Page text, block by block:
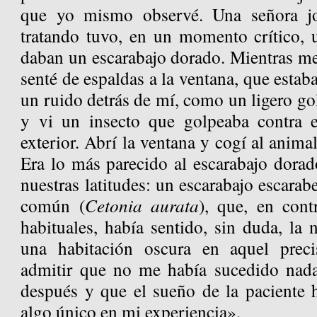
que yo mismo observé. Una señora
tratando tuvo, en un momento crítico,
daban un escarabajo dorado. Mientras
senté de espaldas a la ventana, que
un ruido detrás de mí, como un ligero
y vi un insecto que golpeaba contra
exterior. Abrí la ventana y cogí al
Era lo más parecido al escarabajo
nuestras latitudes: un escarabajo
común (Cetonia aurata), que, en
habituales, había sentido, sin duda, la
una habitación oscura en aquel
admitir que no me había sucedido
después y que el sueño de la paciente
algo único en mi experiencia».